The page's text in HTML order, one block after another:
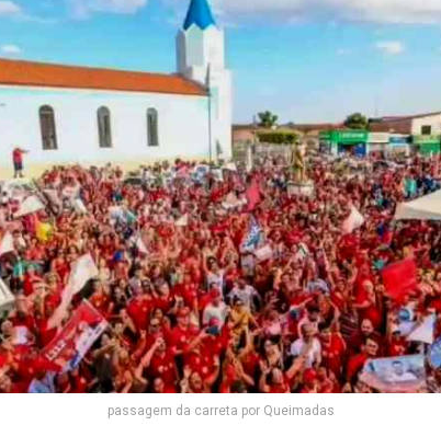
passagem da carreta por Queimadas